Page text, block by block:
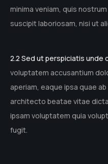
minima veniam, quis
suscipit laboriosam, nisi ut
2.2 Sed ut perspiciatis unde
voluptatem accusantium
aperiam, eaque ipsa quae
architecto beatae vitae
ipsam voluptatem quia
fugit.